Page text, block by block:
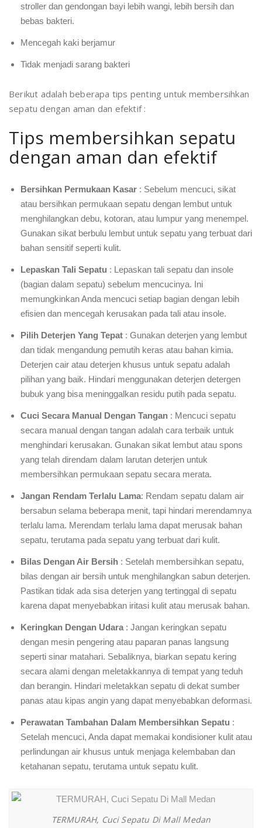
stroller dan gendongan bayi lebih wangi, lebih bersih dan
bebas bakteri.
Mencegah kaki berjamur
Tidak menjadi sarang bakteri
Berikut adalah beberapa tips penting untuk membersihkan
sepatu dengan aman dan efektif :
Tips membersihkan sepatu
dengan aman dan efektif
Bersihkan Permukaan Kasar : Sebelum mencuci, sikat
atau bersihkan permukaan sepatu dengan lembut untuk
menghilangkan debu, kotoran, atau lumpur yang menempel.
Gunakan sikat berbulu lembut untuk sepatu yang terbuat dari
bahan sensitif seperti kulit.
Lepaskan Tali Sepatu : Lepaskan tali sepatu dan insole
(bagian dalam sepatu) sebelum mencucinya. Ini
memungkinkan Anda mencuci setiap bagian dengan lebih
efisien dan mencegah kerusakan pada tali atau insole.
Pilih Deterjen Yang Tepat : Gunakan deterjen yang lembut
dan tidak mengandung pemutih keras atau bahan kimia.
Deterjen cair atau deterjen khusus untuk sepatu adalah
pilihan yang baik. Hindari menggunakan deterjen detergen
bubuk yang bisa meninggalkan residu putih pada sepatu.
Cuci Secara Manual Dengan Tangan : Mencuci sepatu
secara manual dengan tangan adalah cara terbaik untuk
menghindari kerusakan. Gunakan sikat lembut atau spons
yang telah direndam dalam larutan deterjen untuk
membersihkan permukaan sepatu secara merata.
Jangan Rendam Terlalu Lama: Rendam sepatu dalam air
bersabun selama beberapa menit, tapi hindari merendamnya
terlalu lama. Merendam terlalu lama dapat merusak bahan
sepatu, terutama pada sepatu yang terbuat dari kulit.
Bilas Dengan Air Bersih : Setelah membersihkan sepatu,
bilas dengan air bersih untuk menghilangkan sabun deterjen.
Pastikan tidak ada sisa deterjen yang tertinggal di sepatu
karena dapat menyebabkan iritasi kulit atau merusak bahan.
Keringkan Dengan Udara : Jangan keringkan sepatu
dengan mesin pengering atau paparan panas langsung
seperti sinar matahari. Sebaliknya, biarkan sepatu kering
secara alami dengan meletakkannya di tempat yang teduh
dan berangin. Hindari meletakkan sepatu di dekat sumber
panas atau kipas angin yang dapat menyebabkan deformasi.
Perawatan Tambahan Dalam Membersihkan Sepatu :
Setelah mencuci, Anda dapat memakai kondisioner kulit atau
perlindungan air khusus untuk menjaga kelembaban dan
ketahanan sepatu, terutama untuk sepatu kulit.
TERMURAH, Cuci Sepatu Di Mall Medan